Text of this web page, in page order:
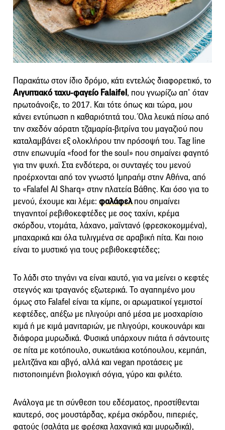
Παρακάτω στον ίδιο δρόμο, κάτι εντελώς διαφορετικό, το
Αιγυπτιακό ταχυ-φαγείο Falaifel , που γνωρίζω απ’ όταν
πρωτοάνοιξε, το 2017. Και τότε όπως και τώρα, μου
κάνει εντύπωση η καθαριότητά του. Όλα λευκά πίσω από
την σχεδόν αόρατη τζαμαρία-βιτρίνα του μαγαζιού που
καταλαμβάνει εξ ολοκλήρου την πρόσοψή του. Tag line
στην επωνυμία «food for the soul» που σημαίνει φαγητό
για την ψυχή. Στα ενδότερα, οι συνταγές του μενού
προέρχονται από τον γνωστό Ιμπραήμ στην Αθήνα, από
το «Falafel Al Sharq» στην πλατεία Βάθης. Και όσο για το
μενού, έχουμε και λέμε: φαλάφελ που σημαίνει
τηγανητοί ρεβιθοκεφτέδες με σος ταχίνι, κρέμα
σκόρδου, ντομάτα, λάχανο, μαϊντανό (φρεσκοκομμένα),
μπαχαρικά και όλα τυλιγμένα σε αραβική πίτα. Και ποιο
είναι το μυστικό για τους ρεβιθοκεφτέδες;
Το λάδι στο τηγάνι να είναι καυτό, για να μείνει ο κεφτές
στεγνός και τραγανός εξωτερικά. Το αγαπημένο μου
όμως στο Falafel είναι τα κίμπε, οι αρωματικοί γεμιστοί
κεφτέδες, απέξω με πλιγούρι από μέσα με μοσχαρίσιο
κιμά ή με κιμά μανιταριών, με πλιγούρι, κουκουνάρι και
διάφορα μυρωδικά. Φυσικά υπάρχουν πιάτα ή σάντουιτς
σε πίτα με κοτόπουλο, συκωτάκια κοτόπουλου, κεμπάπ,
μελιτζάνα και αβγό, αλλά και vegan προτάσεις με
πιστοποιημένη βιολογική σόγια, γύρο και φιλέτο.
Ανάλογα με τη σύνθεση του εδέσματος, προστίθενται
καυτερό, σος μουστάρδας, κρέμα σκόρδου, πιπεριές,
φατούς (σαλάτα με φρέσκα λαχανικά και μυρωδικά),